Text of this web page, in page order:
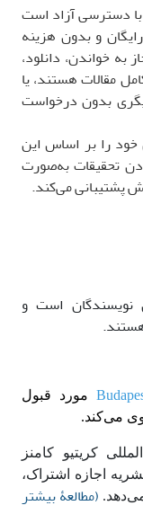
دسترسی آزاد است
و بدون هزینه
خواندن، دانلود،
مقالات هستند، یا
بدون درخواست
را بر اساس این
تحقیقات به‌صورت
پشتیبانی می‌کند.
نویسندگان است و
مورد قبول
می‌کند.
کریتیو کامنز
اجازه اشتراک،
(مطالعۀ بیشتر